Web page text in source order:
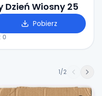
Dzień Wiosny 25
Pobierz
0
1/2